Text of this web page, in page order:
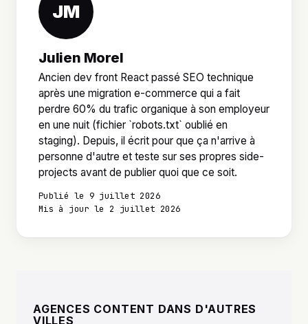
JM
Julien Morel
Ancien dev front React passé SEO technique
après une migration e-commerce qui a fait
perdre 60% du trafic organique à son employeur
en une nuit (fichier `robots.txt` oublié en
staging). Depuis, il écrit pour que ça n'arrive à
personne d'autre et teste sur ses propres side-
projects avant de publier quoi que ce soit.
Publié le 9 juillet 2026
Mis à jour le 2 juillet 2026
AGENCES CONTENT DANS D'AUTRES
VILLES